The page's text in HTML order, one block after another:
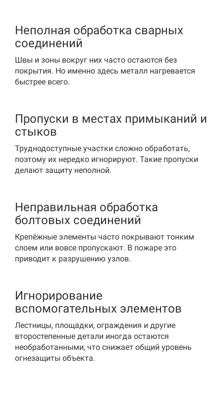
Неполная обработка сварных
соединений
Швы и зоны вокруг них часто остаются без
покрытия. Но именно здесь металл нагревается
быстрее всего.
Пропуски в местах примыканий и
стыков
Труднодоступные участки сложно обработать,
поэтому их нередко игнорируют. Такие пропуски
делают защиту неполной.
Неправильная обработка
болтовых соединений
Крепёжные элементы часто покрывают тонким
слоем или вовсе пропускают. В пожаре это
приводит к разрушению узлов.
Игнорирование
вспомогательных элементов
Лестницы, площадки, ограждения и другие
второстепенные детали иногда остаются
необработанными, что снижает общий уровень
огнезащиты объекта.